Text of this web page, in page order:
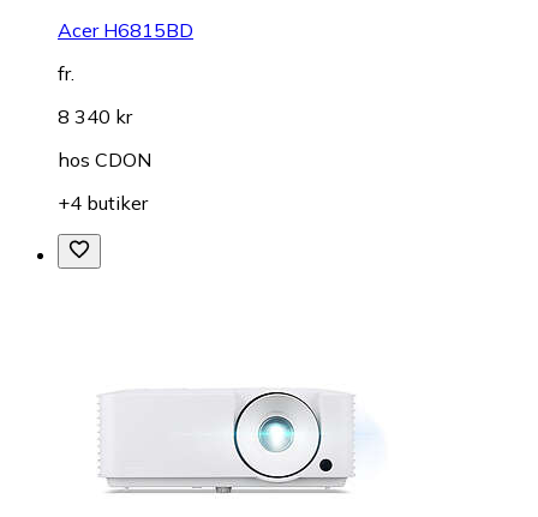
Acer H6815BD
fr.
8 340 kr
hos CDON
+4 butiker